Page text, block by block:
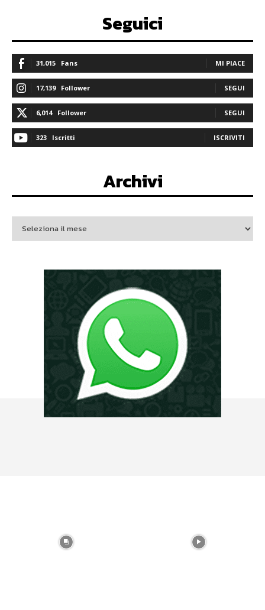
Seguici
31,015 Fans MI PIACE
17,139 Follower SEGUI
6,014 Follower SEGUI
323 Iscritti ISCRIVITI
Archivi